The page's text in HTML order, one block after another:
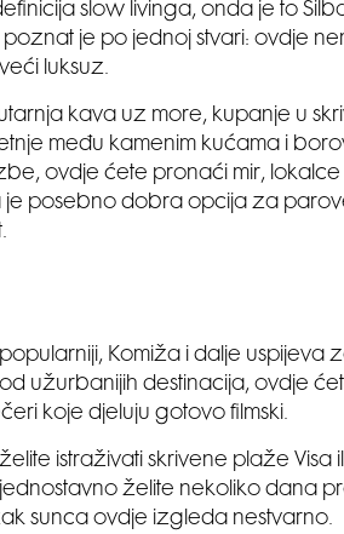
slow livinga, onda je to
poznat je po jednoj stvari: ovdje
luksuz.
kava uz more, kupanje u
među kamenim kućama i
ovdje ćete pronaći mir, lokalce
je posebno dobra opcija za
Komiža i dalje uspijeva
užurbanijih destinacija, ovdje
koje djeluju gotovo filmski.
istraživati skrivene plaže Visa
jednostavno želite nekoliko dana
sunca ovdje izgleda nestvarno.